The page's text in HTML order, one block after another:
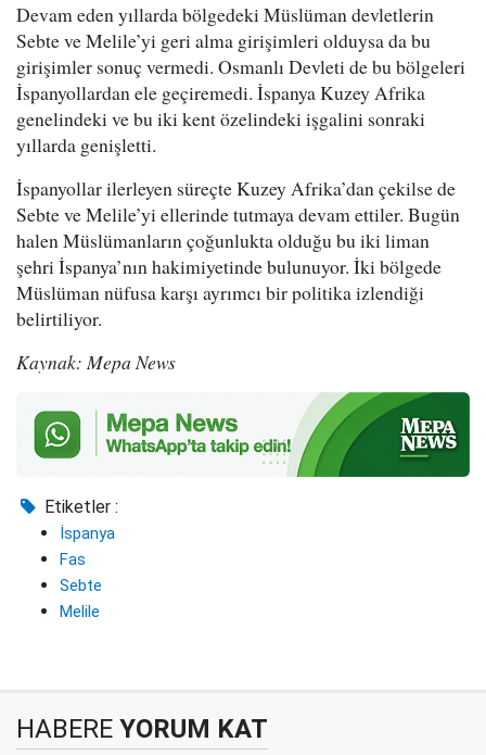
Devam eden yıllarda bölgedeki Müslüman devletlerin
Sebte ve Melile’yi geri alma girişimleri olduysa da bu
girişimler sonuç vermedi. Osmanlı Devleti de bu bölgeleri
İspanyollardan ele geçiremedi. İspanya Kuzey Afrika
genelindeki ve bu iki kent özelindeki işgalini sonraki
yıllarda genişletti.
İspanyollar ilerleyen süreçte Kuzey Afrika’dan çekilse de
Sebte ve Melile’yi ellerinde tutmaya devam ettiler. Bugün
halen Müslümanların çoğunlukta olduğu bu iki liman
şehri İspanya’nın hakimiyetinde bulunuyor. İki bölgede
Müslüman nüfusa karşı ayrımcı bir politika izlendiği
belirtiliyor.
Kaynak: Mepa News
Etiketler :
İspanya
Fas
Sebte
Melile
HABERE YORUM KAT